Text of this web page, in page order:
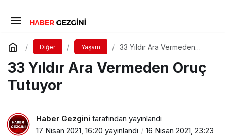
Diğer Yaşam
33 Yıldır Ara Vermeden
33 Yıldır Ara Vermeden Oruç
Tutuyor
Haber Gezgini tarafından yayınlandı
17 Nisan 2021, 16:20 yayınlandı
16 Nisan 2021, 23:23